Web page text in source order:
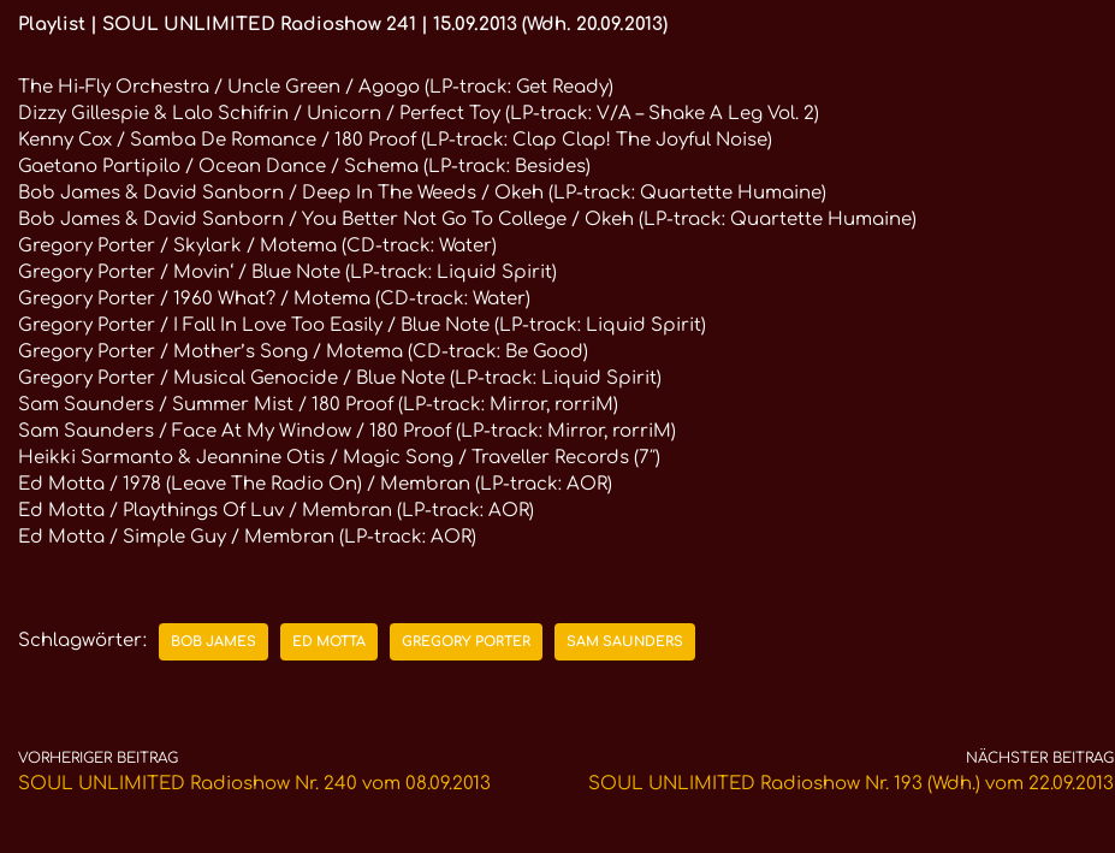
Playlist | SOUL UNLIMITED Radioshow 241 | 15.09.2013 (Wdh. 20.09.2013)
The Hi-Fly Orchestra / Uncle Green / Agogo (LP-track: Get Ready)
Dizzy Gillespie & Lalo Schifrin / Unicorn / Perfect Toy (LP-track: V/A – Shake A Leg Vol. 2)
Kenny Cox / Samba De Romance / 180 Proof (LP-track: Clap Clap! The Joyful Noise)
Gaetano Partipilo / Ocean Dance / Schema (LP-track: Besides)
Bob James & David Sanborn / Deep In The Weeds / Okeh (LP-track: Quartette Humaine)
Bob James & David Sanborn / You Better Not Go To College / Okeh (LP-track: Quartette Humaine)
Gregory Porter / Skylark / Motema (CD-track: Water)
Gregory Porter / Movin‘ / Blue Note (LP-track: Liquid Spirit)
Gregory Porter / 1960 What? / Motema (CD-track: Water)
Gregory Porter / I Fall In Love Too Easily / Blue Note (LP-track: Liquid Spirit)
Gregory Porter / Mother’s Song / Motema (CD-track: Be Good)
Gregory Porter / Musical Genocide / Blue Note (LP-track: Liquid Spirit)
Sam Saunders / Summer Mist / 180 Proof (LP-track: Mirror, rorriM)
Sam Saunders / Face At My Window / 180 Proof (LP-track: Mirror, rorriM)
Heikki Sarmanto & Jeannine Otis / Magic Song / Traveller Records (7″)
Ed Motta / 1978 (Leave The Radio On) / Membran (LP-track: AOR)
Ed Motta / Playthings Of Luv / Membran (LP-track: AOR)
Ed Motta / Simple Guy / Membran (LP-track: AOR)
Schlagwörter: BOB JAMES ED MOTTA GREGORY PORTER SAM SAUNDERS
VORHERIGER BEITRAG
SOUL UNLIMITED Radioshow Nr. 240 vom 08.09.2013
NÄCHSTER BEITRAG
SOUL UNLIMITED Radioshow Nr. 193 (Wdh.) vom 22.09.2013